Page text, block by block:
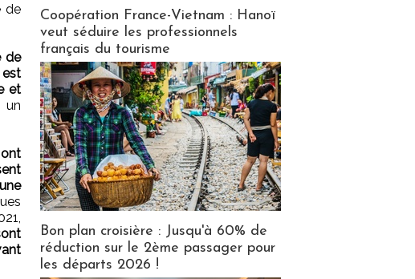
de
de
et
un
Coopération France-Vietnam : Hanoï
veut séduire les professionnels
français du tourisme
Bon plan croisière : Jusqu'à 60% de
réduction sur le 2ème passager pour
les départs 2026 !